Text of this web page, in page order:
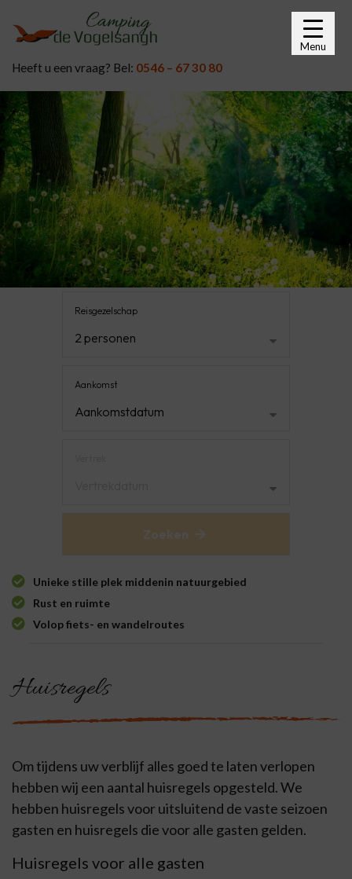
Heeft u een vraag? Bel: 0546 – 67 30 80
Reisgezelschap
2 personen
Aankomst
Aankomstdatum
Zoeken
Unieke stille plek middenin natuurgebied
Rust en ruimte
Volop fiets- en wandelroutes
Huisregels
Om tijdens uw verblijf alles goed te laten verlopen
hebben wij een aantal huisregels opgesteld. We
hebben huisregels voor uitsluitend de vaste seizoen
gasten en huisregels die voor alle gasten gelden.
Huisregels voor alle gasten
Menu